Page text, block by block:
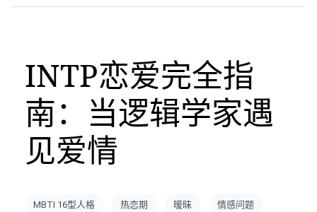
INTP恋爱完全指
南：当逻辑学家遇
见爱情
MBTI 16型人格 热恋期 暧昧 情感问题